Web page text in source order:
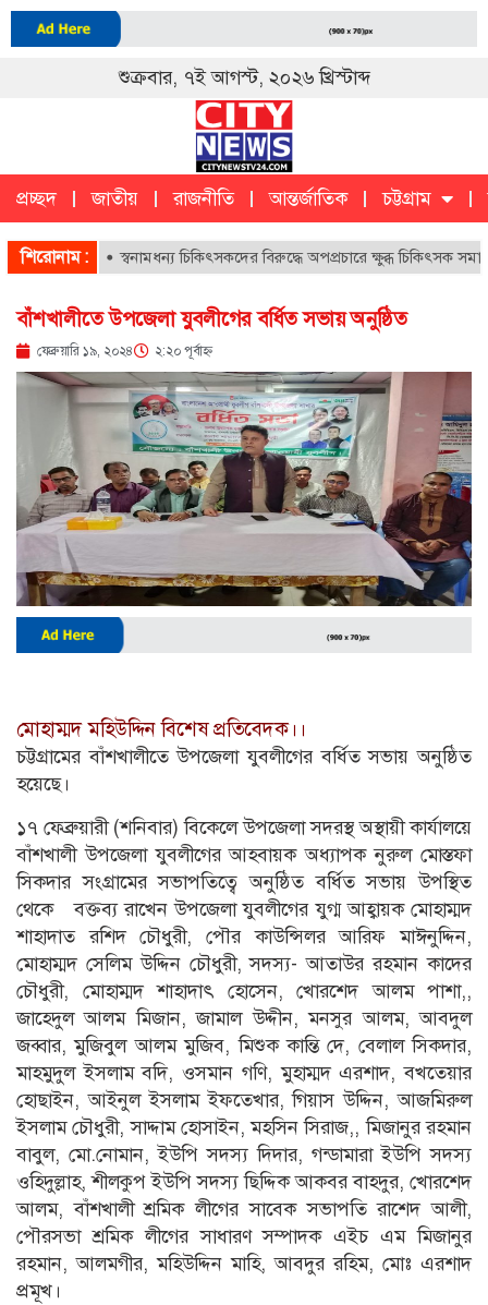
শুক্রবার, ৭ই আগস্ট, ২০২৬ খ্রিস্টাব্দ
প্রচ্ছদ জাতীয় রাজনীতি আন্তর্জাতিক চট্টগ্রাম
চট্টগ্রাম
শিরোনাম : স্বনামধন্য চিকিৎসকদের বিরুদ্ধে অপপ্রচারে ক্ষুব্ধ চিকিৎসক সমাজ
বাঁশখালীতে উপজেলা যুবলীগের বর্ধিত সভায় অনুষ্ঠিত
ফেব্রুয়ারি ১৯, ২০২৪ ২:২০ পূর্বাহ্ণ
মোহাম্মদ মহিউদ্দিন বিশেষ প্রতিবেদক।।
চট্টগ্রামের বাঁশখালীতে উপজেলা যুবলীগের বর্ধিত সভায় অনুষ্ঠিত
হয়েছে।
১৭ ফেব্রুয়ারী (শনিবার) বিকেলে উপজেলা সদরস্থ অস্থায়ী কার্যালয়ে
বাঁশখালী উপজেলা যুবলীগের আহবায়ক অধ্যাপক নুরুল মোস্তফা
সিকদার সংগ্রামের সভাপতিত্বে অনুষ্ঠিত বর্ধিত সভায় উপস্থিত
থেকে বক্তব্য রাখেন উপজেলা যুবলীগের যুগ্ম আহ্বায়ক মোহাম্মদ
শাহাদাত রশিদ চৌধুরী, পৌর কাউন্সিলর আরিফ মাঈনুদ্দিন,
মোহাম্মদ সেলিম উদ্দিন চৌধুরী, সদস্য- আতাউর রহমান কাদের
চৌধুরী, মোহাম্মদ শাহাদাৎ হোসেন, খোরশেদ আলম পাশা,,
জাহেদুল আলম মিজান, জামাল উদ্দীন, মনসুর আলম, আবদুল
জব্বার, মুজিবুল আলম মুজিব, মিশুক কান্তি দে, বেলাল সিকদার,
মাহমুদুল ইসলাম বদি, ওসমান গণি, মুহাম্মদ এরশাদ, বখতেয়ার
হোছাইন, আইনুল ইসলাম ইফতেখার, গিয়াস উদ্দিন, আজমিরুল
ইসলাম চৌধুরী, সাদ্দাম হোসাইন, মহসিন সিরাজ,, মিজানুর রহমান
বাবুল, মো.নোমান, ইউপি সদস্য দিদার, গন্ডামারা ইউপি সদস্য
ওহিদুল্লাহ, শীলকুপ ইউপি সদস্য ছিদ্দিক আকবর বাহদুর, খোরশেদ
আলম, বাঁশখালী শ্রমিক লীগের সাবেক সভাপতি রাশেদ আলী,
পৌরসভা শ্রমিক লীগের সাধারণ সম্পাদক এইচ এম মিজানুর
রহমান, আলমগীর, মহিউদ্দিন মাহি, আবদুর রহিম, মোঃ এরশাদ
প্রমূখ।